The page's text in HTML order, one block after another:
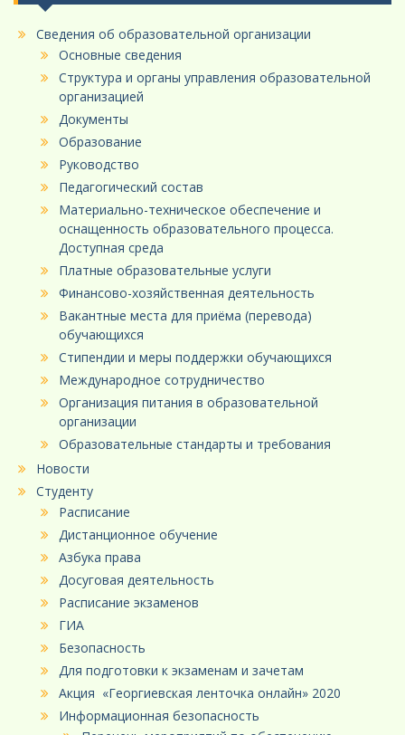
Сведения об образовательной организации
Основные сведения
Структура и органы управления образовательной
организацией
Документы
Образование
Руководство
Педагогический состав
Материально-техническое обеспечение и
оснащенность образовательного процесса.
Доступная среда
Платные образовательные услуги
Финансово-хозяйственная деятельность
Вакантные места для приёма (перевода)
обучающихся
Стипендии и меры поддержки обучающихся
Международное сотрудничество
Организация питания в образовательной
организации
Образовательные стандарты и требования
Новости
Студенту
Расписание
Дистанционное обучение
Азбука права
Досуговая деятельность
Расписание экзаменов
ГИА
Безопасность
Для подготовки к экзаменам и зачетам
Акция «Георгиевская ленточка онлайн» 2020
Информационная безопасность